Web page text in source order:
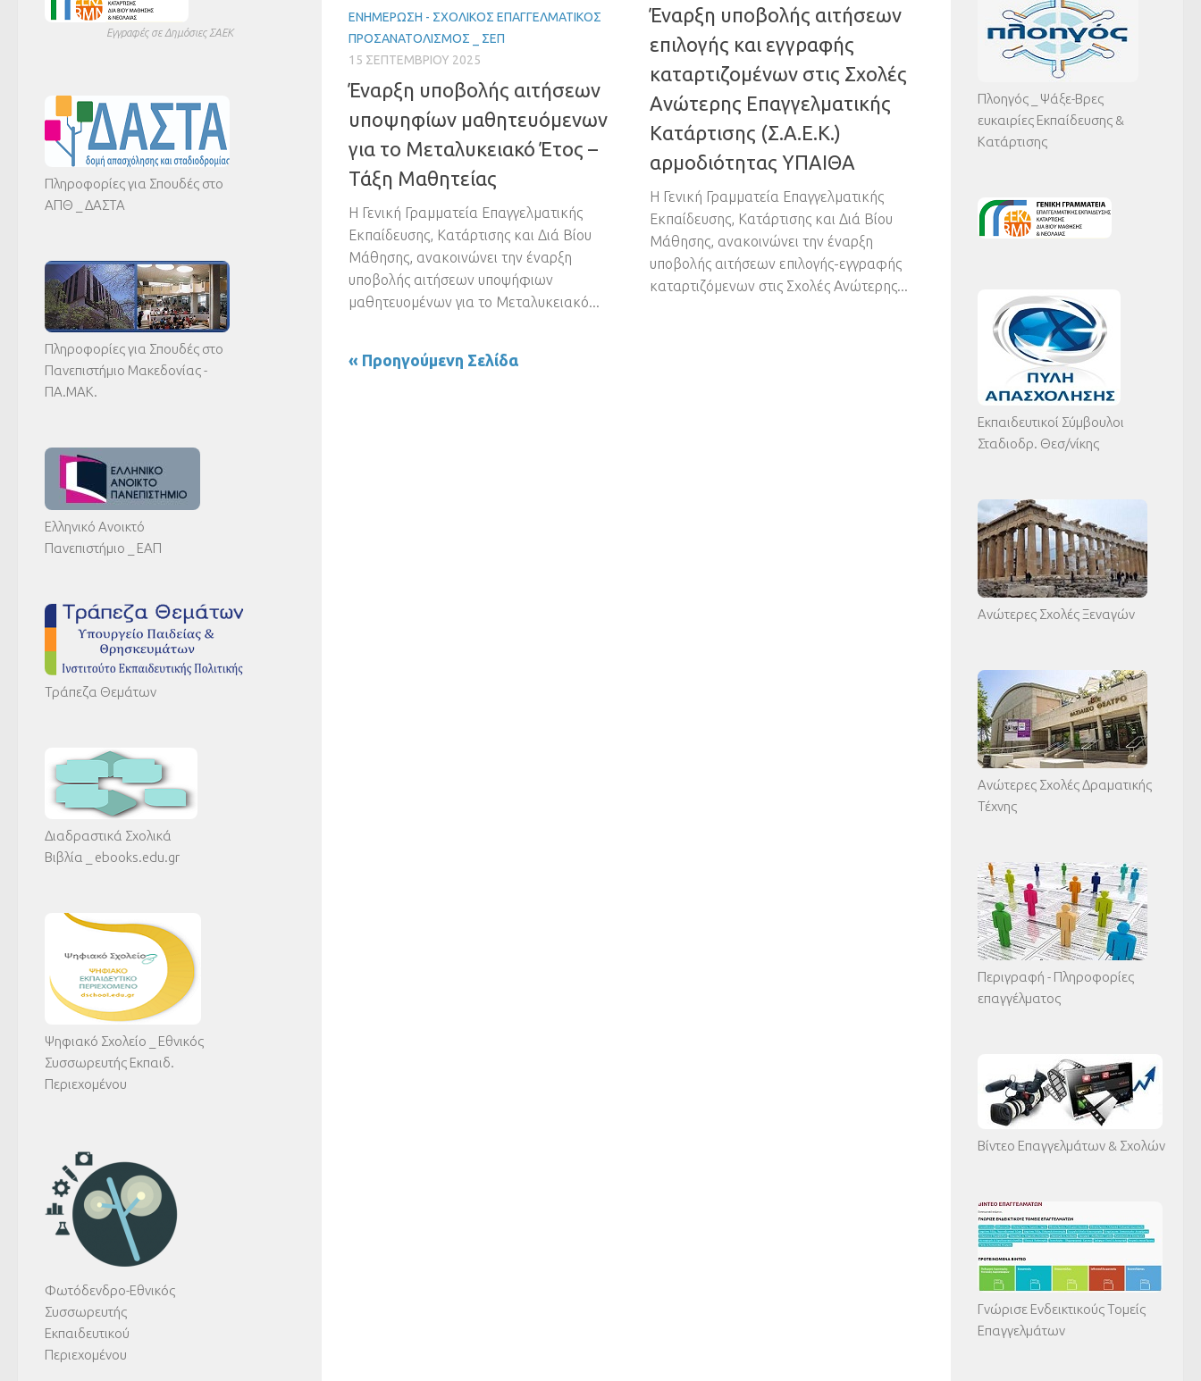
ΕΝΗΜΈΡΩΣΗ - ΣΧΟΛΙΚΌΣ ΕΠΑΓΓΕΛΜΑΤΙΚΌΣ
ΠΡΟΣΑΝΑΤΟΛΙΣΜΌΣ _ ΣΕΠ
15 ΣΕΠΤΕΜΒΡΊΟΥ 2025
Έναρξη υποβολής αιτήσεων
υποψηφίων μαθητευόμενων
για το Μεταλυκειακό Έτος –
Τάξη Μαθητείας
H Γενική Γραμματεία Επαγγελματικής
Εκπαίδευσης, Κατάρτισης και Διά Βίου
Μάθησης, ανακοινώνει την έναρξη
υποβολής αιτήσεων υποψήφιων
μαθητευομένων για το Μεταλυκειακό...
Έναρξη υποβολής αιτήσεων
επιλογής και εγγραφής
καταρτιζομένων στις Σχολές
Ανώτερης Επαγγελματικής
Κατάρτισης (Σ.Α.Ε.Κ.)
αρμοδιότητας ΥΠΑΙΘΑ
H Γενική Γραμματεία Επαγγελματικής
Εκπαίδευσης, Κατάρτισης και Διά Βίου
Μάθησης, ανακοινώνει την έναρξη
υποβολής αιτήσεων επιλογής-εγγραφής
καταρτιζόμενων στις Σχολές Ανώτερης...
« Προηγούμενη Σελίδα
Εγγραφές σε Δημόσιες ΣΑΕΚ
Πληροφορίες για Σπουδές στο
ΑΠΘ _ ΔΑΣΤΑ
Πληροφορίες για Σπουδές στο
Πανεπιστήμιο Μακεδονίας -
ΠΑ.ΜΑΚ.
Ελληνικό Ανοικτό
Πανεπιστήμιο _ ΕΑΠ
Τράπεζα Θεμάτων
Διαδραστικά Σχολικά
Βιβλία _ ebooks.edu.gr
Ψηφιακό Σχολείο _ Εθνικός
Συσσωρευτής Εκπαιδ.
Περιεχομένου
Φωτόδενδρο-Εθνικός
Συσσωρευτής
Εκπαιδευτικού
Περιεχομένου
Πλοηγός _ Ψάξε-Βρες
ευκαιρίες Εκπαίδευσης &
Κατάρτισης
Εκπαιδευτικοί Σύμβουλοι
Σταδιοδρ. Θεσ/νίκης
Ανώτερες Σχολές Ξεναγών
Ανώτερες Σχολές Δραματικής
Τέχνης
Περιγραφή - Πληροφορίες
επαγγέλματος
Βίντεο Επαγγελμάτων & Σχολών
Γνώρισε Ενδεικτικούς Τομείς
Επαγγελμάτων